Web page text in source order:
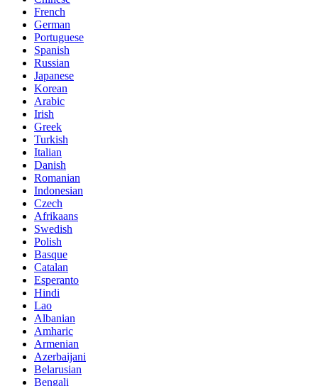
French
German
Portuguese
Spanish
Russian
Japanese
Korean
Arabic
Irish
Greek
Turkish
Italian
Danish
Romanian
Indonesian
Czech
Afrikaans
Swedish
Polish
Basque
Catalan
Esperanto
Hindi
Lao
Albanian
Amharic
Armenian
Azerbaijani
Belarusian
Bengali